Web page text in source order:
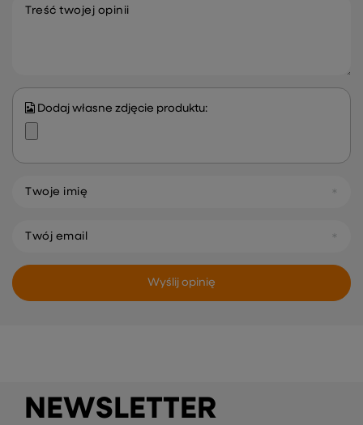
Treść twojej opinii
Dodaj własne zdjęcie produktu:
Twoje imię
Twój email
Wyślij opinię
NEWSLETTER